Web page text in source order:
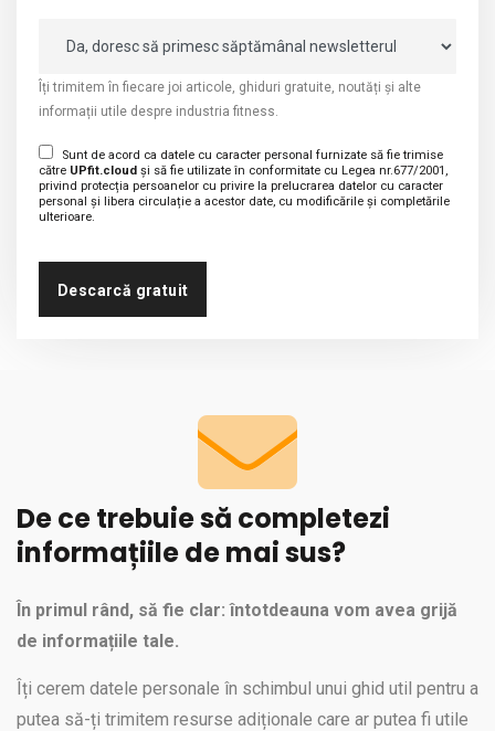
Îți trimitem în fiecare joi articole, ghiduri gratuite, noutăți și alte
informații utile despre industria fitness.
Sunt de acord ca datele cu caracter personal furnizate să fie trimise
către UPfit.cloud și să fie utilizate în conformitate cu Legea nr.677/2001,
privind protecția persoanelor cu privire la prelucrarea datelor cu caracter
personal și libera circulație a acestor date, cu modificările și completările
ulterioare.
Descarcă gratuit
De ce trebuie să completezi
informațiile de mai sus?
În primul rând, să fie clar: întotdeauna vom avea grijă
de informațiile tale.
Îți cerem datele personale în schimbul unui ghid util pentru a
putea să-ți trimitem resurse adiționale care ar putea fi utile